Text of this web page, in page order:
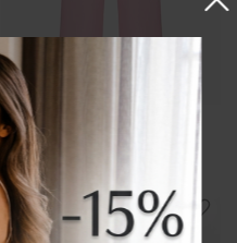
БРЮКИ ПРЯМЫЕ
РОЗОВЫЕ
12 150 ₽